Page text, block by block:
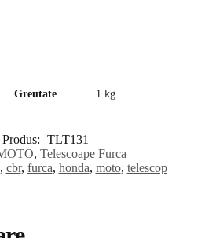
Greutate 1 kg
TLT131
, Telescoape Furca
, cbr, furca, honda, moto, telescop